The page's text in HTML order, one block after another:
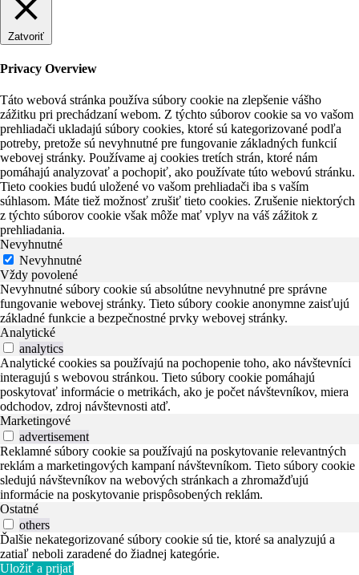
Zatvoriť
Privacy Overview
Táto webová stránka používa súbory cookie na zlepšenie vášho
zážitku pri prechádzaní webom. Z týchto súborov cookie sa vo vašom
prehliadači ukladajú súbory cookies, ktoré sú kategorizované podľa
potreby, pretože sú nevyhnutné pre fungovanie základných funkcií
webovej stránky. Používame aj cookies tretích strán, ktoré nám
pomáhajú analyzovať a pochopiť, ako používate túto webovú stránku.
Tieto cookies budú uložené vo vašom prehliadači iba s vaším
súhlasom. Máte tiež možnosť zrušiť tieto cookies. Zrušenie niektorých
z týchto súborov cookie však môže mať vplyv na váš zážitok z
prehliadania.
Nevyhnutné
Nevyhnutné
Vždy povolené
Nevyhnutné súbory cookie sú absolútne nevyhnutné pre správne
fungovanie webovej stránky. Tieto súbory cookie anonymne zaisťujú
základné funkcie a bezpečnostné prvky webovej stránky.
Analytické
analytics
Analytické cookies sa používajú na pochopenie toho, ako návštevníci
interagujú s webovou stránkou. Tieto súbory cookie pomáhajú
poskytovať informácie o metrikách, ako je počet návštevníkov, miera
odchodov, zdroj návštevnosti atď.
Marketingové
advertisement
Reklamné súbory cookie sa používajú na poskytovanie relevantných
reklám a marketingových kampaní návštevníkom. Tieto súbory cookie
sledujú návštevníkov na webových stránkach a zhromažďujú
informácie na poskytovanie prispôsobených reklám.
Ostatné
others
Ďalšie nekategorizované súbory cookie sú tie, ktoré sa analyzujú a
zatiaľ neboli zaradené do žiadnej kategórie.
Uložiť a prijať